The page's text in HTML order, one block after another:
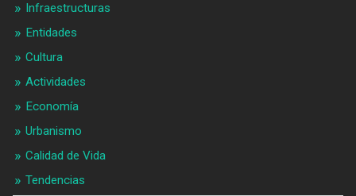
Infraestructuras
Entidades
Cultura
Actividades
Economía
Urbanismo
Calidad de Vida
Tendencias